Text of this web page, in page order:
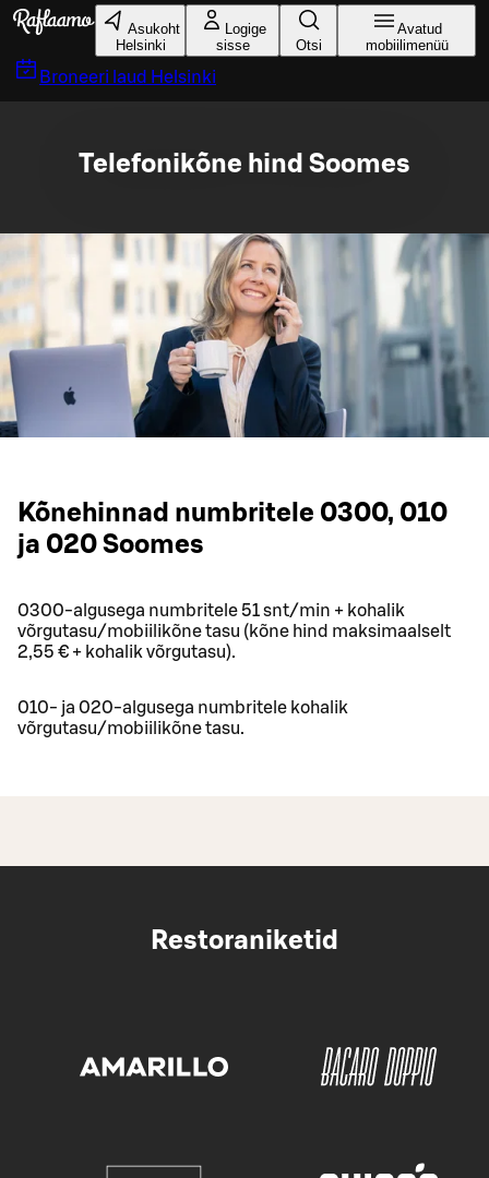
Liigu peamise sisu juurde
Asukoht
Helsinki
Logige
sisse
Otsi
Avatud
mobiilimenüü
Broneeri laud Helsinki
Telefonikõne hind Soomes
Kõnehinnad numbritele 0300, 010
ja 020 Soomes
0300-algusega numbritele 51 snt/min + kohalik
võrgutasu/mobiilikõne tasu (kõne hind maksimaalselt
2,55 € + kohalik võrgutasu).
010- ja 020-algusega numbritele kohalik
võrgutasu/mobiilikõne tasu.
Restoraniketid